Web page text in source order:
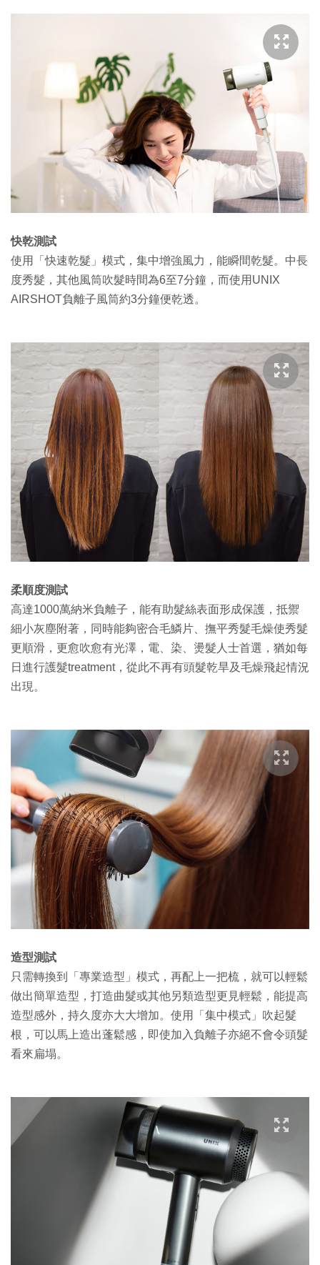
快乾測試
使用「快速乾髮」模式，集中增強風力，能瞬間乾髮。中長
度秀髮，其他風筒吹髮時間為6至7分鐘，而使用UNIX
AIRSHOT負離子風筒約3分鐘便乾透。
柔順度測試
高達1000萬納米負離子，能有助髮絲表面形成保護，抵禦
細小灰塵附著，同時能夠密合毛鱗片、撫平秀髮毛燥使秀髮
更順滑，更愈吹愈有光澤，電、染、燙髮人士首選，猶如每
日進行護髮treatment，從此不再有頭髮乾旱及毛燥飛起情況
出現。
造型測試
只需轉換到「專業造型」模式，再配上一把梳，就可以輕鬆
做出簡單造型，打造曲髮或其他另類造型更見輕鬆，能提高
造型感外，持久度亦大大增加。使用「集中模式」吹起髮
根，可以馬上造出蓬鬆感，即使加入負離子亦絕不會令頭髮
看來扁塌。